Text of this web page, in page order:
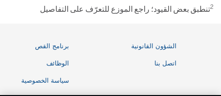
2تنطبق بعض القيود؛ راجع الموزع للتعرّف على التفاصيل
برنامج القص
الوظائف
سياسة الخصوصية
الشؤون القانونية
اتصل بنا